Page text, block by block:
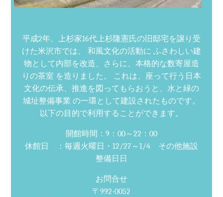
平成2年、上杉家16代上杉隆憲氏の旧邸宅を譲り受
けた米沢市では、 和風文化の活動に ふさわしい建
物として内部を改造、さらに、本格的な数寄屋造
りの茶室 を造りました。 これは、座って行う日本
文化の伝承、推進を図ってもらおうと、水と緑の
城址整備事業 の一環として建設されたものです。
以下の目的で利用することができます。
開館時間：9：00～22：00
休館日 ：毎週火曜日・12/27～1/4 その他施設
整備日日
お問合せ
〒992-0052